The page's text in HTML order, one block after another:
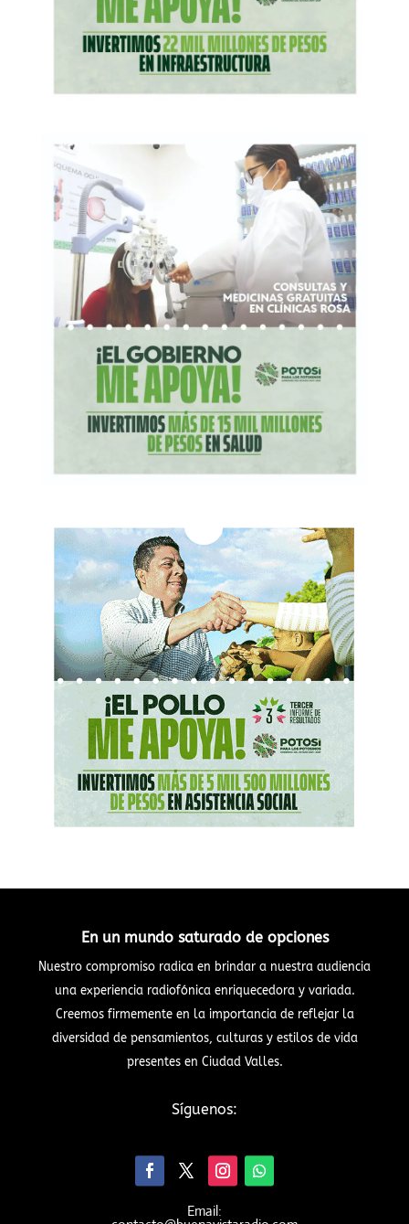
En un mundo saturado de opciones
Nuestro compromiso radica en brindar a nuestra audiencia
una experiencia radiofónica enriquecedora y variada.
Creemos firmemente en la importancia de reflejar la
diversidad de pensamientos, culturas y estilos de vida
presentes en Ciudad Valles.
Síguenos:
Email: